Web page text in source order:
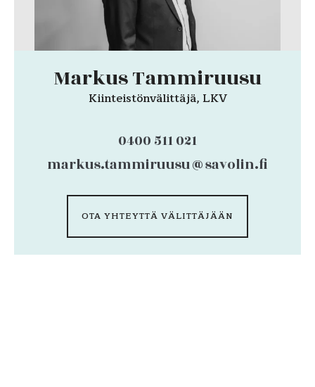
Markus Tammiruusu
Kiinteistönvälittäjä, LKV
0400 511 021
markus.tammiruusu@savolin.fi
OTA YHTEYTTÄ VÄLITTÄJÄÄN